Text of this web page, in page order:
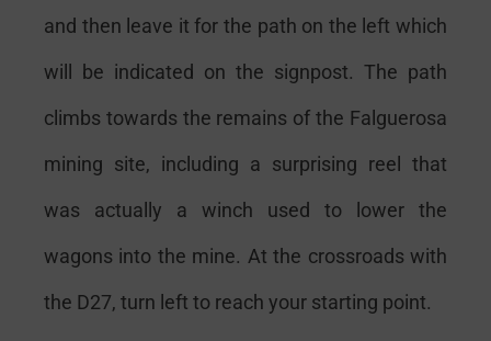
and then leave it for the path on the left which
will be indicated on the signpost. The path
climbs towards the remains of the Falguerosa
mining site, including a surprising reel that
was actually a winch used to lower the
wagons into the mine. At the crossroads with
the D27, turn left to reach your starting point.